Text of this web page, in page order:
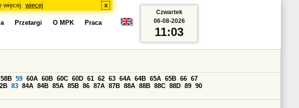
więcej. więcej x
Przetargi O MPK Praca
58B 59 60A 60B 60C 60D 61 62 63 64A 64B 65A 65B 66 67
83 84A 84B 85A 85B 86 87A 87B 88A 88B 88C 88D 89 90
Czwartek
06-08-2026
11:03